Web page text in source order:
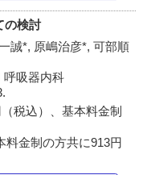
の検討
誠*, 原嶋治彦*, 可部順
呼吸器内科
税込）、基本料金制
料金制の方共に913円